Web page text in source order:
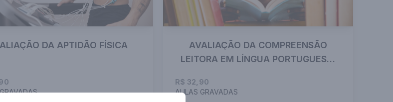
DA APTIDÃO FÍSICA
AVALIAÇÃO DA COMPREENSÃO
LEITORA EM LÍNGUA PORTUGUESA:
R$ 32,90
AULAS GRAVADAS